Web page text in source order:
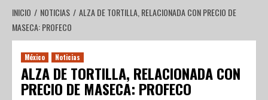
INICIO NOTICIAS
ALZA DE TORTILLA, RELACIONADA CON PRECIO DE
MASECA: PROFECO
México Noticias
ALZA DE TORTILLA, RELACIONADA CON
PRECIO DE MASECA: PROFECO